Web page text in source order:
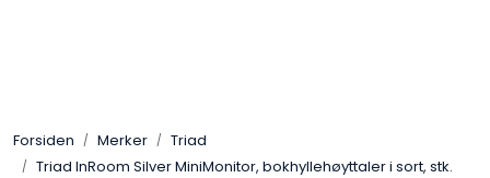
Forsiden Merker
Triad
Triad InRoom Silver MiniMonitor, bokhyllehøyttaler i sort, stk.
SONOS